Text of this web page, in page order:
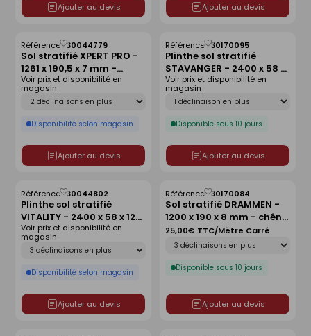
Ajouter au devis Ajouter au devis
Sol stratifié XPERT PRO -
1261 x 190,5 x 7 mm -
Chêne brésilien
Référence :30044779
Déclinaison
Disponibilité selon magasin
Voir prix et disponibilité en
magasin
Ajouter au devis
Enregistrer
comme
liste
Plinthe sol stratifié
STAVANGER - 2400 x 58 x
12 mm - chêne atelier
Référence :30170095
Déclinaison
Disponible sous 10 jours
Voir prix et disponibilité en
magasin
Ajouter au devis
Enregistrer
comme
liste
Plinthe sol stratifié
VITALITY - 2400 x 58 x 12
mm - chêne tempête de
sable
Référence :30044802
Déclinaison
Disponibilité selon magasin
Voir prix et disponibilité en
magasin
Ajouter au devis
Enregistrer
comme
liste
Sol stratifié DRAMMEN -
1200 x 190 x 8 mm - chêne
cornouailles
Référence :30170084
Disponible sous 10 jours
25,00€ TTC/Mètre Carré
Ajouter au devis
Enregistrer
comme
liste